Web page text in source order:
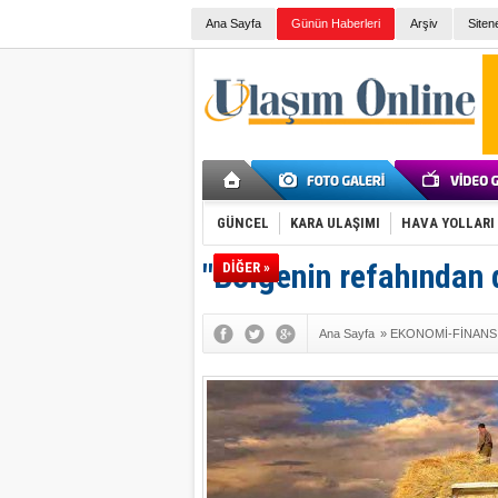
Ana Sayfa Günün Haberleri Arşiv
GÜNCEL KARA ULAŞIMI HAVA YOLLARI
DİĞER »
"Bölgenin
Ana Sayfa » EKONOMİ-FİNANS